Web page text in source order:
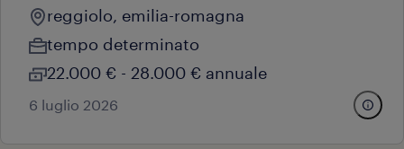
reggiolo, emilia-romagna
tempo determinato
22.000 € - 28.000 € annuale
6 luglio 2026